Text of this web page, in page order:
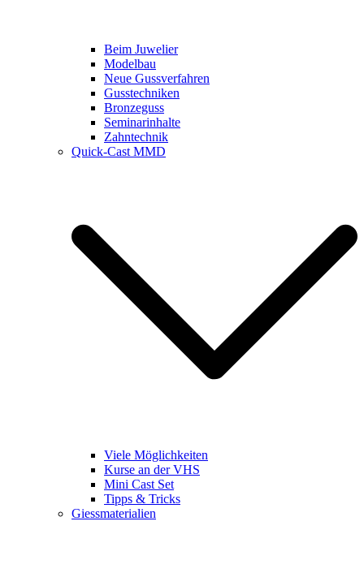
Beim Juwelier
Modelbau
Neue Gussverfahren
Gusstechniken
Bronzeguss
Seminarinhalte
Zahntechnik
Quick-Cast MMD
Viele Möglichkeiten
Kurse an der VHS
Mini Cast Set
Tipps & Tricks
Giessmaterialien